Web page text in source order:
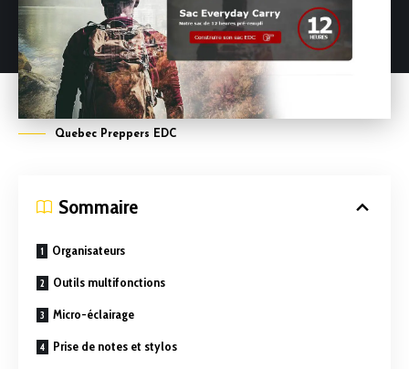
Quebec Preppers EDC
Sommaire
Organisateurs
Outils multifonctions
Micro-éclairage
Prise de notes et stylos